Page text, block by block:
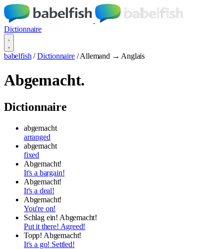
Dictionnaire
babelfish / Dictionnaire / Allemand → Anglais
Abgemacht.
Dictionnaire
abgemacht
arranged
abgemacht
fixed
Abgemacht!
It's a bargain!
Abgemacht!
It's a deal!
Abgemacht!
You're on!
Schlag ein! Abgemacht!
Put it there! Agreed!
Topp! Abgemacht!
It's a go! Settled!